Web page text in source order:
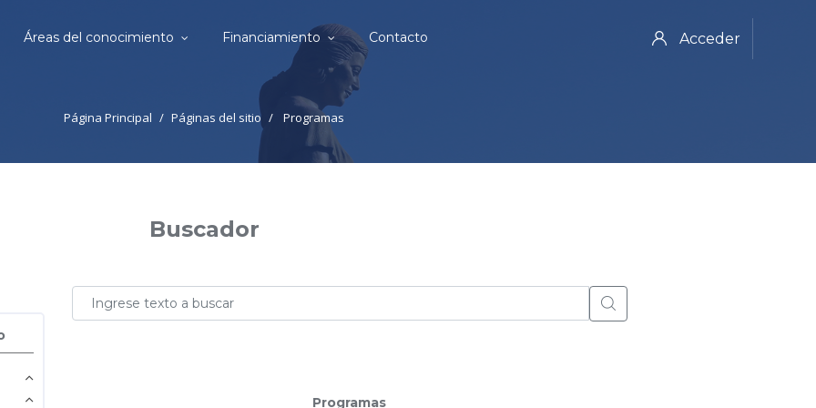
Áreas del conocimiento Financiamiento Contacto Acceder
Página Principal Páginas del sitio Programas